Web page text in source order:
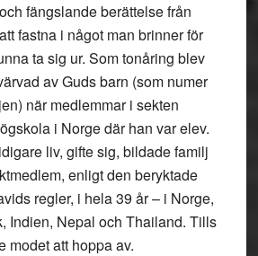
fängslande berättelse från
fastna i något man brinner för
ta sig ur. Som tonåring blev
av Guds barn (som numer
när medlemmar i sekten
i Norge där han var elev.
liv, gifte sig, bildade familj
enligt den beryktade
regler, i hela 39 år – i Norge,
Indien, Nepal och Thailand. Tills
modet att hoppa av.